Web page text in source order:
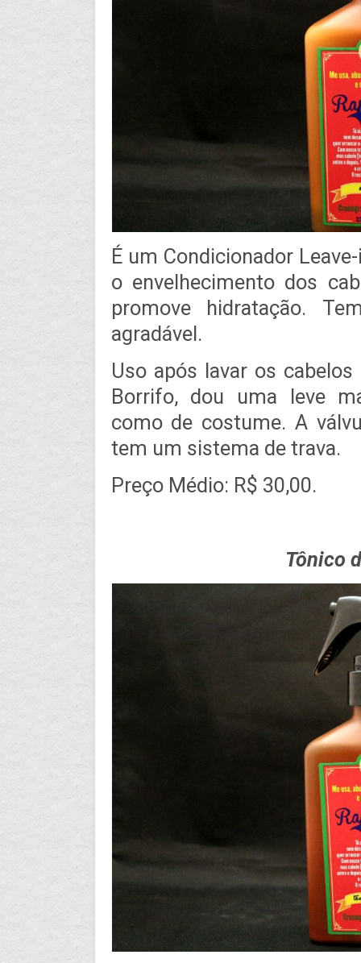
É um Condicionador
o envelhecimento dos
promove hidratação.
agradável.
Uso após lavar os
Borrifo, dou uma leve
como de costume. A
tem um sistema de trava.
Preço Médio: R$ 30,00.
Tônico